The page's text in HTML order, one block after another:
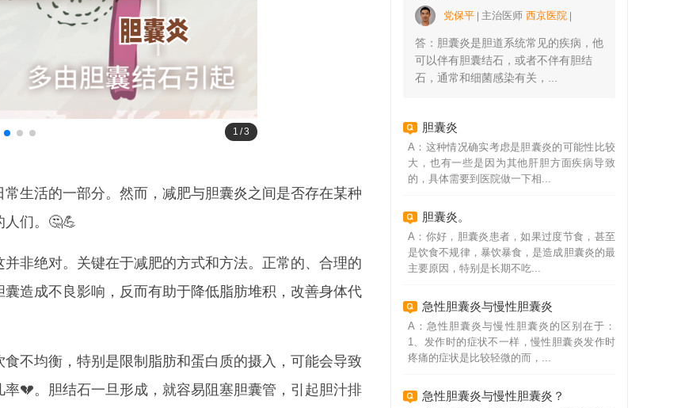
1 /3
生活的一部分。然而，减肥与胆囊炎之间是否存在某种
人们。🤔💪
非绝对。关键在于减肥的方式和方法。正常的、合理的
造成不良影响，反而有助于降低脂肪堆积，改善身体代
不均衡，特别是限制脂肪和蛋白质的摄入，可能会导致
💔。胆结石一旦形成，就容易阻塞胆囊管，引起胆汁排
党保平 主治医师 西京医院
答：胆囊炎是胆道系统常见的疾病，他
可以伴有胆囊结石，或者不伴有胆结
石，通常和细菌感染有关，...
胆囊炎
A：这种情况确实考虑是胆囊炎的可能性比较
大，也有一些是因为其他肝胆方面疾病导致
的，具体需要到医院做一下相...
胆囊炎。
A：你好，胆囊炎患者，如果过度节食，甚至
是饮食不规律，暴饮暴食，是造成胆囊炎的最
主要原因，特别是长期不吃...
急性胆囊炎与慢性胆囊炎
A：急性胆囊炎与慢性胆囊炎的区别在于：
1、发作时的症状不一样，慢性胆囊炎发作时
疼痛的症状是比较轻微的而，...
急性胆囊炎与慢性胆囊炎？